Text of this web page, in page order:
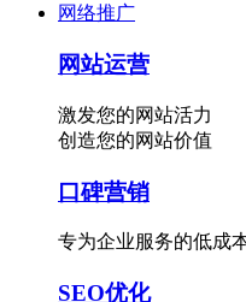
网络推广
网站运营
激发您的网站活力
创造您的网站价值
口碑营销
专为企业服务的低成
SEO优化